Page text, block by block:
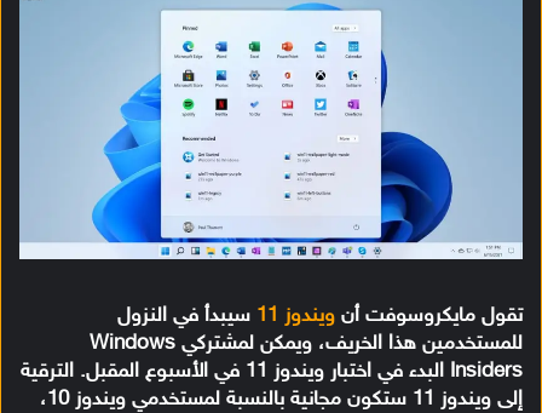
تقول مايكروسوفت أن ويندوز 11
سيبدأ في النزول
للمستخدمين هذا الخريف، ويمكن لمشتركي Windows
Insiders البدء في اختبار ويندوز 11 في الأسبوع المقبل. الترقية
إلى ويندوز 11 ستكون مجانية بالنسبة لمستخدمي ويندوز 10،